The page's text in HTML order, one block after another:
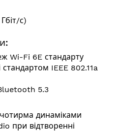
с)
Wi-Fi 6E стандарту
стандартом IEEE 802.11a
5.3
динаміками
при відтворенні